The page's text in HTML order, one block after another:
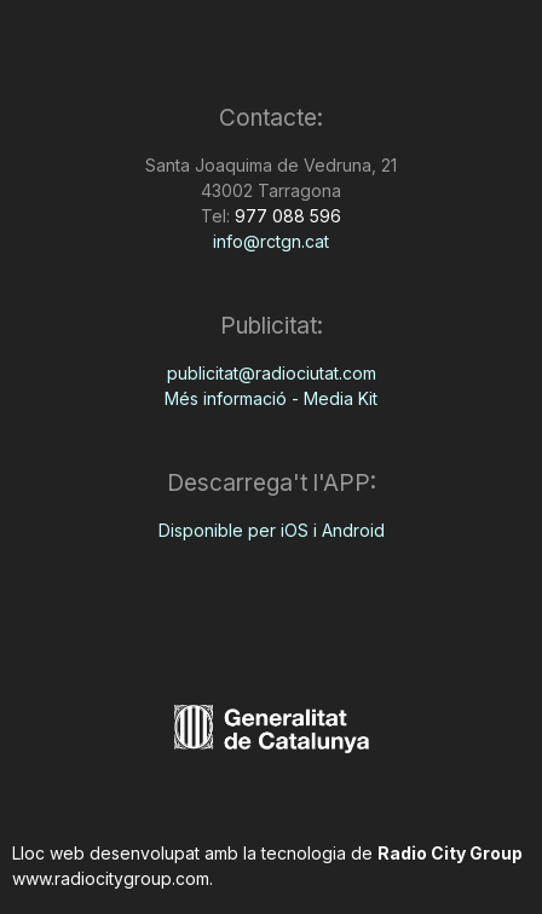
Contacte:
Santa Joaquima de Vedruna, 21
43002 Tarragona
Tel: 977 088 596
info@rctgn.cat
Publicitat:
publicitat@radiociutat.com
Més informació - Media Kit
Descarrega't l'APP:
Disponible per iOS i Android
Lloc web desenvolupat amb la tecnologia de Radio City Group
www.radiocitygroup.com.